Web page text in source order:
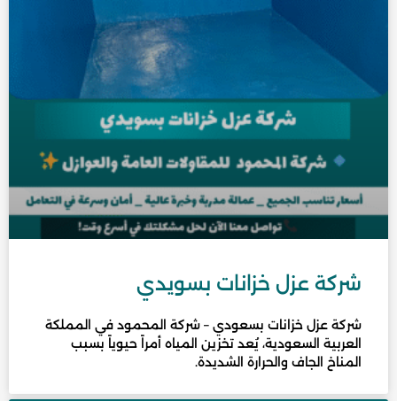
شركة عزل خزانات بسويدي
شركة عزل خزانات بسعودي – شركة المحمود في المملكة
العربية السعودية، يُعد تخزين المياه أمراً حيوياً بسبب
المناخ الجاف والحرارة الشديدة.